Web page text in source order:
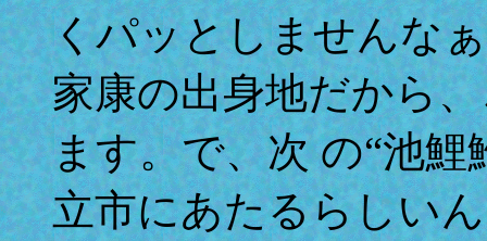
くパッとしませんな
家康の出身地だから
ます。で、次 の“池
立市にあたるらしい